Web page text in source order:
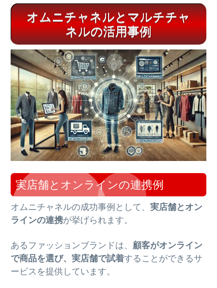
オムニチャネルとマルチチャ
ネルの活用事例
実店舗とオンラインの連携例
オムニチャネルの成功事例として、実店舗とオン
ラインの連携が挙げられます。
あるファッションブランドは、 顧客がオンライン
で商品を選び、実店舗で試着することができるサ
ービスを提供しています。